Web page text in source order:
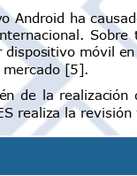
Android ha
dispositivo móvil
mercado [5].
de la
realiza la